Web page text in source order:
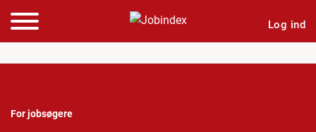
Log ind
For jobsøgere